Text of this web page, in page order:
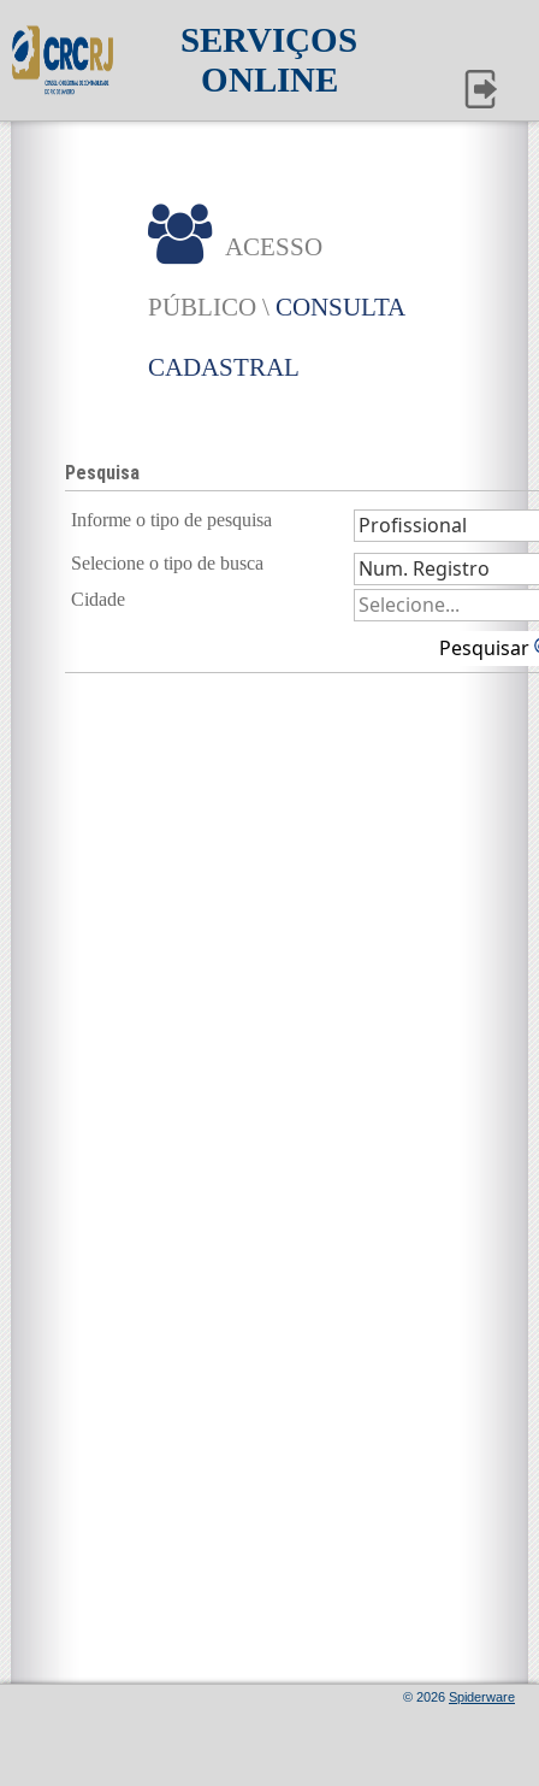
SERVIÇOS
ONLINE
ACESSO
PÚBLICO \ CONSULTA
CADASTRAL
Pesquisa
Informe o tipo de pesquisa
Selecione o tipo de busca
Cidade
Pesquisar
© 2026 Spiderware